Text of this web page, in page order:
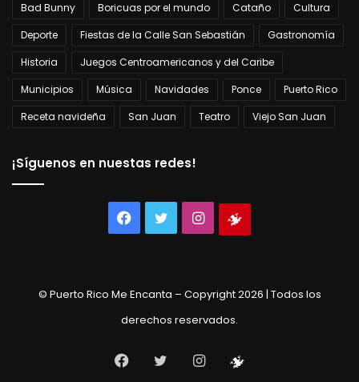
Bad Bunny Boricuas por el mundo Cataño
Cultura
Deporte
Fiestas de la Calle San Sebastián
Gastronomía
Historia
Juegos Centroamericanos y del Caribe
Municipios
Música Navidades Ponce
Puerto Rico
Receta navideña
San Juan Teatro Viejo San Juan
¡Síguenos en nuestas redes!
Facebook
TwitterInstagram
© Puerto Rico Me Encanta – Copyright 2026 | Todos los
derechos reservados.
Facebook
TwitterInstagram